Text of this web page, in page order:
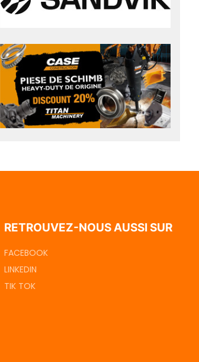
RETROUVEZ-NOUS AUSSI SUR
FACEBOOK
LINKEDIN
TIK TOK